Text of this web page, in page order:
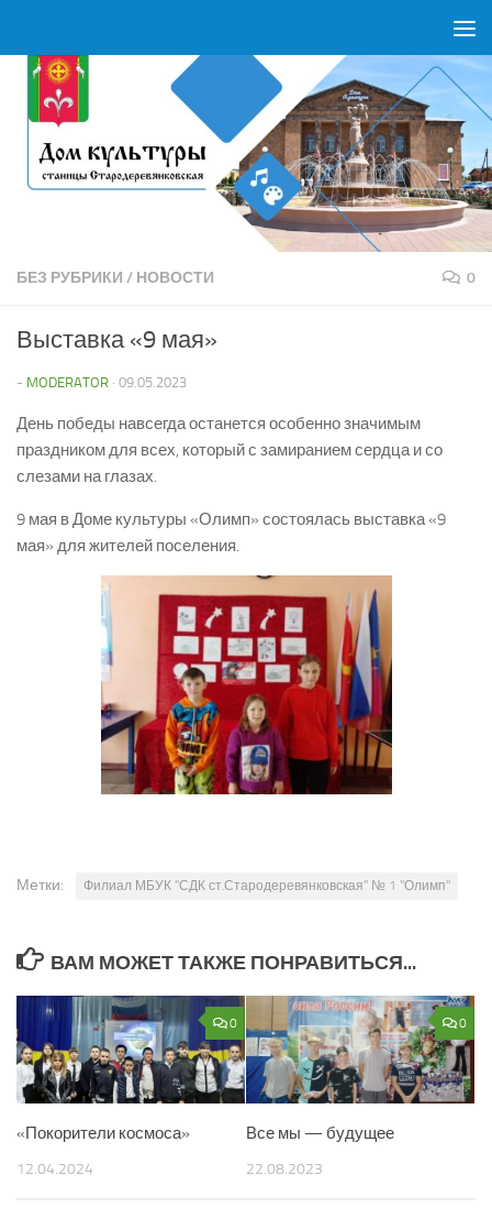
БЕЗ РУБРИКИ / НОВОСТИ 0
Выставка «9 мая»
- MODERATOR · 09.05.2023
День победы навсегда останется особенно значимым
праздником для всех, который с замиранием сердца и со
слезами на глазах.
9 мая в Доме культуры «Олимп» состоялась выставка «9
мая» для жителей поселения.
Метки: Филиал МБУК "СДК ст.Стародеревянковская" № 1 "Олимп"
ВАМ МОЖЕТ ТАКЖЕ ПОНРАВИТЬСЯ...
0
«Покорители космоса»
12.04.2024
0
Все мы — будущее
22.08.2023